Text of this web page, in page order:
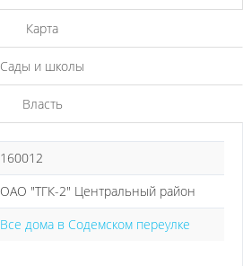
Карта
Сады и школы
Власть
160012
ОАО "ТГК-2" Центральный район
Все дома в Содемском переулке